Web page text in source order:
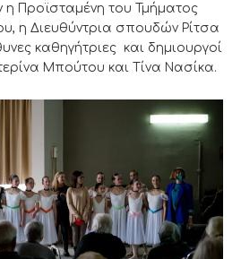
η Προϊσταμένη του Τμήματος
η Διευθύντρια σπουδών Ρίτσα
καθηγήτριες και δημιουργοί
Μπούτου και Τίνα Νασίκα.